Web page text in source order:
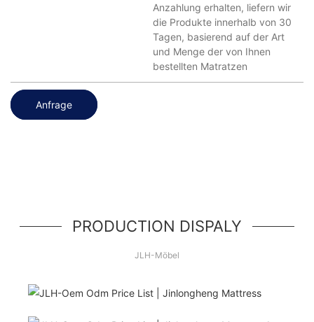
Anzahlung erhalten, liefern wir
die Produkte innerhalb von 30
Tagen, basierend auf der Art
und Menge der von Ihnen
bestellten Matratzen
Anfrage
PRODUCTION DISPALY
JLH-Möbel